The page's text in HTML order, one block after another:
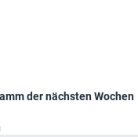
der nächsten Wochen